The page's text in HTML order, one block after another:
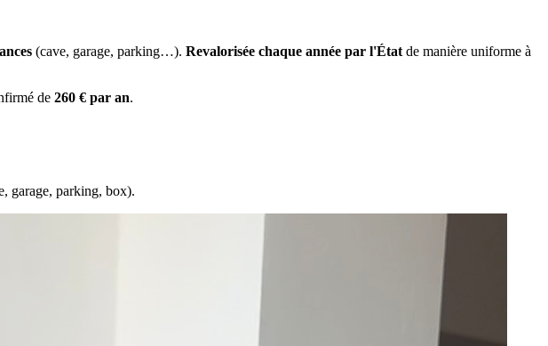
(cave, garage, parking…). Revalorisée chaque année par l'État de manière uniforme à
de 260 € par an.
garage, parking, box).